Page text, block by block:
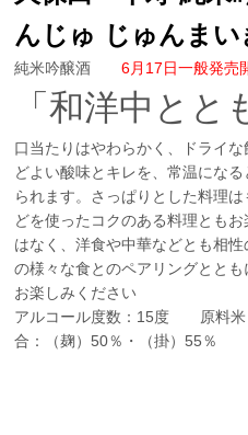
んじゅ じゅんまい
純米吟醸酒6月17日一般発売
「和洋中とと
口当たりはやわらかく、ドライ
どよい酸味とキレを、常温にな
られます。さっぱりとした料理
どを使ったコクのある料理とも
はなく、洋食や中華などとも相
の様々な食とのペアリングとと
お楽しみください
アルコール度数：15度 原料
合：（麹）50％・（掛）55％